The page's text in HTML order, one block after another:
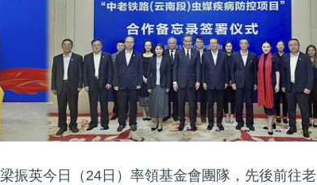
振英今日（24日）率領基金會團隊，先後前往老